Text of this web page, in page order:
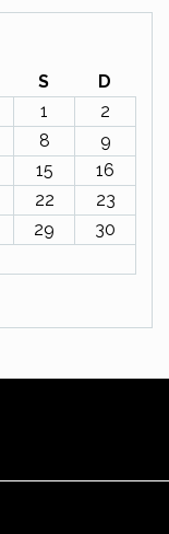
S
D
1
2
8
9
15
16
22
23
29
30